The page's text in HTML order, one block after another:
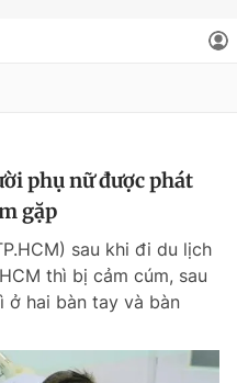
phụ nữ được phát
gặp
sau khi đi du lịch
thì bị cảm cúm, sau
ở hai bàn tay và bàn